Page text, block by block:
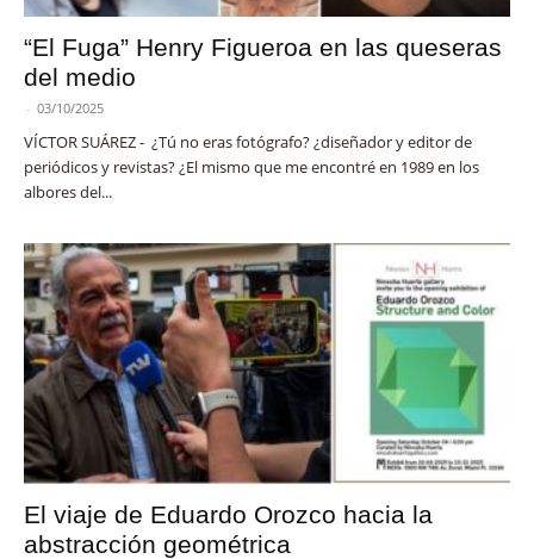
“El Fuga” Henry Figueroa en las queseras
del medio
- 03/10/2025
VÍCTOR SUÁREZ - ¿Tú no eras fotógrafo? ¿diseñador y editor de
periódicos y revistas? ¿El mismo que me encontré en 1989 en los
albores del...
El viaje de Eduardo Orozco hacia la
abstracción geométrica